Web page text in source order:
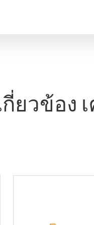
ยวข้อง